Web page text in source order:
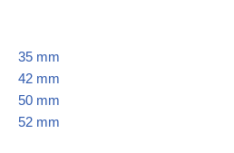
35 mm
42 mm
50 mm
52 mm